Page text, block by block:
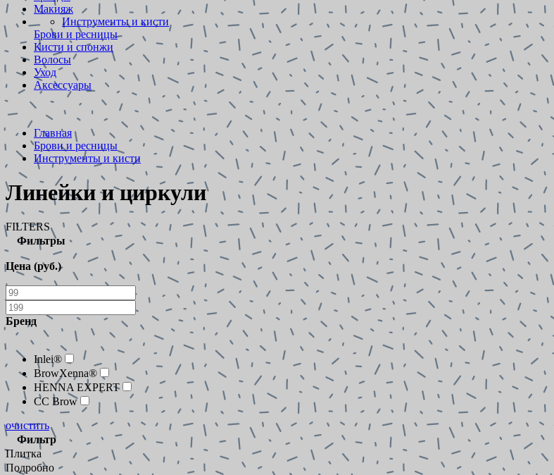
Макияж
Инструменты и кисти
Брови и ресницы
Кисти и спонжи
Волосы
Уход
Аксессуары
Главная
Брови и ресницы
Инструменты и кисти
Линейки и циркули
FILTERS
Фильтры
Цена (руб.)
Бренд
Inlei®
BrowXenna®
HENNA EXPERT
CC Brow
очистить
Фильтр
Плитка
Подробно